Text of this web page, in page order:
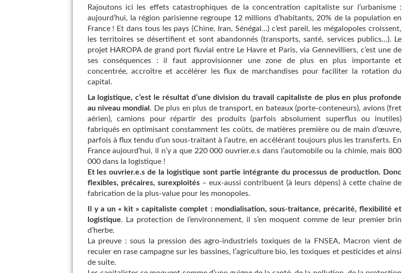
Rajoutons ici les effets catastrophiques de la concentration capitaliste sur l’urbanisme :
aujourd’hui, la région parisienne regroupe 12 millions d’habitants, 20% de la population en
France ! Et dans tous les pays (Chine, Iran, Sénégal…) c’est pareil, les mégalopoles croissent,
les territoires se désertifient et sont abandonnés (transports, santé, services publics…). Le
projet HAROPA de grand port fluvial entre Le Havre et Paris, via Gennevilliers, c’est une de
ses conséquences : il faut approvisionner une zone de plus en plus importante et
concentrée, accroître et accélérer les flux de marchandises pour faciliter la rotation du
capital.
La logistique, c’est le résultat d’une division du travail capitaliste de plus en plus profonde
au niveau mondial . De plus en plus de transport, en bateaux (porte-conteneurs), avions (fret
aérien), camions pour répartir des produits (parfois absolument superflus ou inutiles)
fabriqués en optimisant constamment les coûts, de matières première ou de main d’œuvre,
parfois à flux tendu d’un sous-traitant à l’autre, en accélérant toujours plus les transferts. En
France aujourd’hui, il n’y a que 220 000 ouvrier.e.s dans l’automobile ou la chimie, mais 800
000 dans la logistique !
Et les ouvrier.e.s de la logistique sont partie intégrante du processus de production. Donc
flexibles, précaires, surexploités– eux-aussi contribuent (à leurs dépens) à cette chaîne de
fabrication de la plus-value pour les monopoles.
Il y a un « kit » capitaliste complet : mondialisation, sous-traitance, précarité, flexibilité et
logistique. La protection de l’environnement, il s’en moquent comme de leur premier brin
d’herbe.
La preuve : sous la pression des agro-industriels toxiques de la FNSEA, Macron vient de
reculer en rase campagne sur les bassines, l’agriculture bio, les toxiques et pesticides et ainsi
de suite.